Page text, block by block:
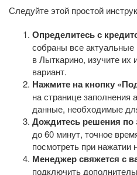
Следуйте этой простой
Определитесь с
собраны все
в Лыткарино, изучите
вариант.
Нажмите на кнопку
на странице заполнения
данные, необходимые
Дождитесь решения по
до 60 минут, точное
посмотреть при нажатии
Менеджер свяжется с
подключить